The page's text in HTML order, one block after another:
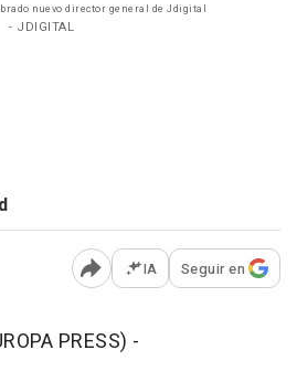
nuevo director general de Jdigital
- JDIGITAL
Abrir opciones para
IA Seguir en
PRESS) -